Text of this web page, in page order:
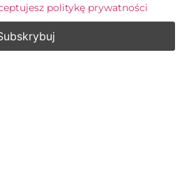
politykę prywatności